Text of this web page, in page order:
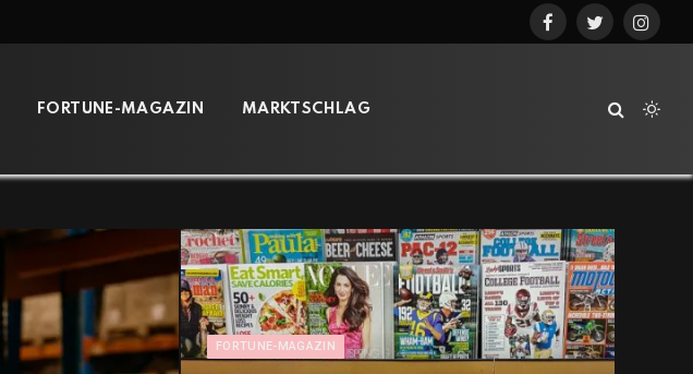
FacebookTwitter
FORTUNE-MAGAZIN MARKTSCHLAG
FORTUNE-MAGAZIN